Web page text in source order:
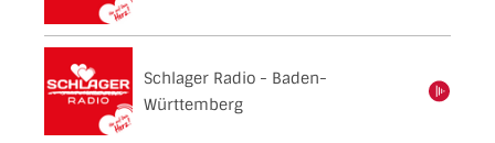
Schlager Radio - Baden-
Württemberg